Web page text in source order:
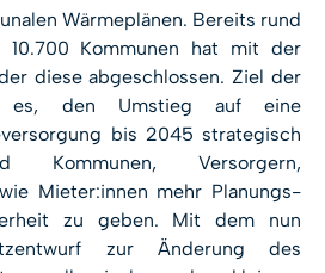
Wärmeplänen. Bereits rund
Kommunen hat mit der
diese abgeschlossen. Ziel der
es, den Umstieg auf eine
bis 2045 strategisch
Kommunen, Versorgern,
Mieter:innen mehr Planungs-
zu geben. Mit dem nun
zur Änderung des